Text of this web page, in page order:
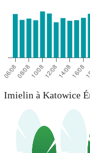
Imielin à Katowice